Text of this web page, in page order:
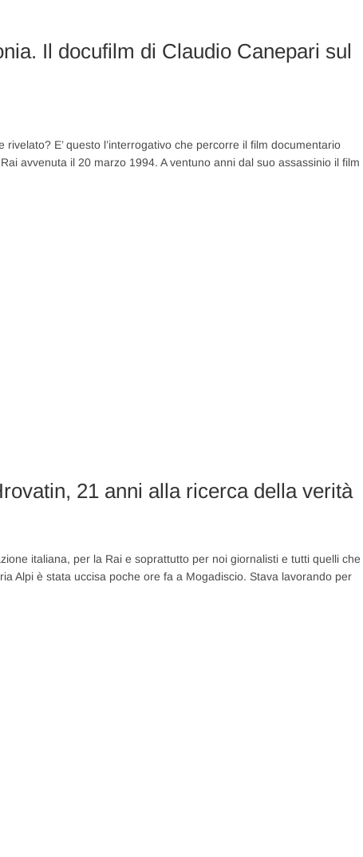
Il docufilm di Claudio Canepari sul
E’ questo l’interrogativo che percorre il film documentario
avvenuta il 20 marzo 1994. A ventuno anni dal suo assassinio il film
21 anni alla ricerca della verità
italiana, per la Rai e soprattutto per noi giornalisti e tutti quelli che
Alpi è stata uccisa poche ore fa a Mogadiscio. Stava lavorando per